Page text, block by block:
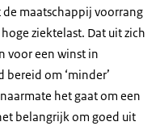
maatschappij voorrang
ziektelast. Dat uit zich
voor een winst in
om ‘minder’
het gaat om een
belangrijk om goed uit